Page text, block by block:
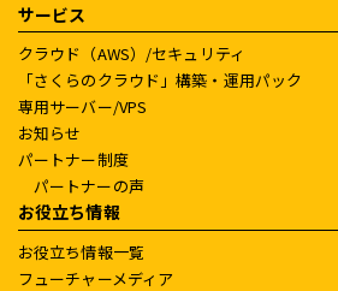
サービス
クラウド（AWS）/セキュリティ
「さくらのクラウド」構築・運用パック
専用サーバー/VPS
お知らせ
パートナー制度
パートナーの声
お役立ち情報
お役立ち情報一覧
フューチャーメディア